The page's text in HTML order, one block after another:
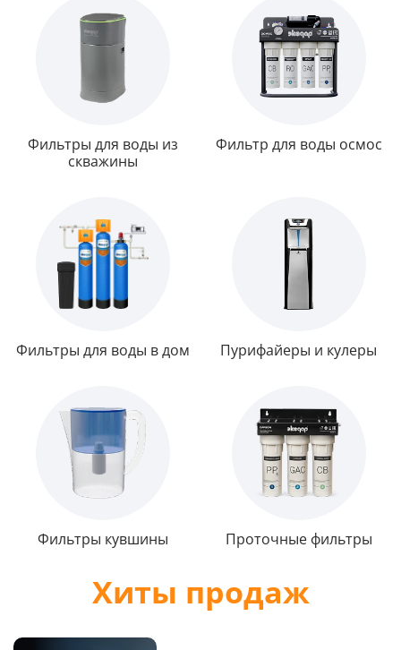
Фильтры для воды из
скважины
Фильтр для воды осмос
Фильтры для воды в дом Пурифайеры и кулеры
Фильтры кувшины Проточные фильтры
Хиты продаж